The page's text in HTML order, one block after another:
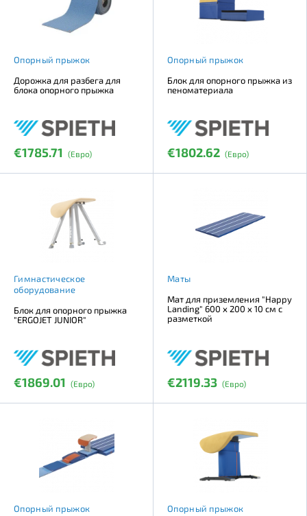
Опорный прыжок
Дорожка для разбега для
блока опорного прыжка
€1785.71 (Евро)
Опорный прыжок
Блок для опорного прыжка из
пеноматериала
€1802.62 (Евро)
Гимнастическое
оборудование
Блок для опорного прыжка
"ERGOJET JUNIOR"
€1869.01 (Евро)
Маты
Мат для приземления "Happy
Landing" 600 х 200 х 10 см с
разметкой
€2119.33 (Евро)
Опорный прыжок
Опорный прыжок